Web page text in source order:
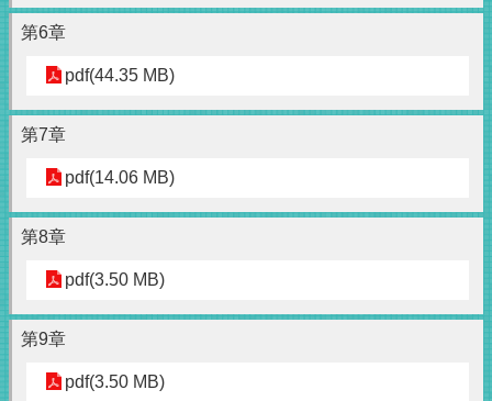
第6章
pdf(44.35 MB)
第7章
pdf(14.06 MB)
第8章
pdf(3.50 MB)
第9章
pdf(3.50 MB)